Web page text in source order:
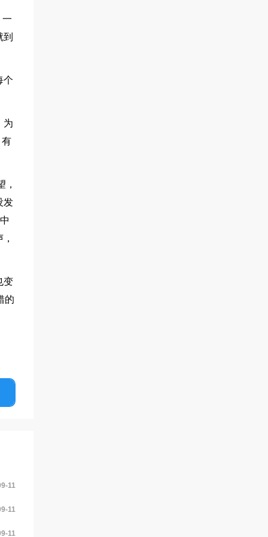
一
个
为
有
，
发
变
的
11
11
11